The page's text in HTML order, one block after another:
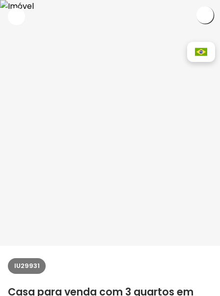
IU29931
Casa para venda com 3 quartos em